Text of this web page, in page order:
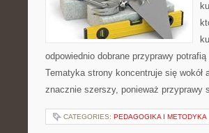
odpowiednio dobrane przyprawy
Tematyka strony koncentruje się
znacznie szerszy, ponieważ przyprawy
CATEGORIES: PEDAGOGIKA I METODYKA